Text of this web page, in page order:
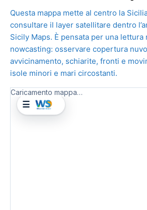
Questa mappa mette al centro la
consultare il layer satellitare dentro
Sicily Maps. È pensata per una lettura
nowcasting: osservare copertura
avvicinamento, schiarite, fronti e
isole minori e mari circostanti.